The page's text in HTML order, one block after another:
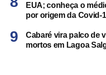
EUA; conheça o
por origem da Covid-
Cabaré vira palco de
mortos em Lagoa